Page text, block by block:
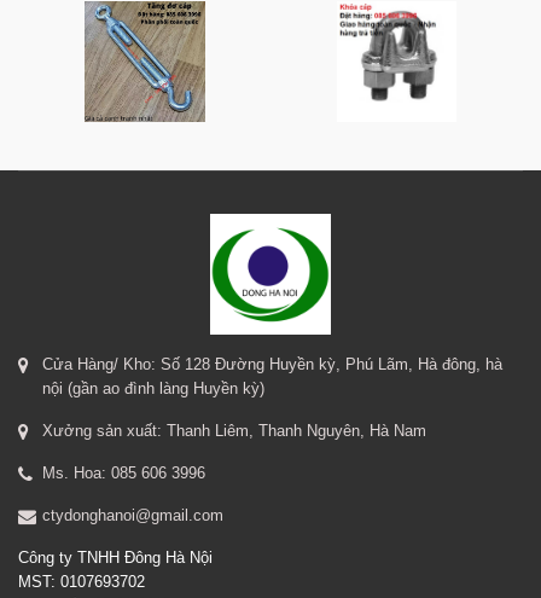
Cửa Hàng/ Kho: Số 128 Đường Huyền kỳ, Phú Lãm, Hà đông, hà
nội (gần ao đình làng Huyền kỳ)
Xưởng sản xuất: Thanh Liêm, Thanh Nguyên, Hà Nam
Ms. Hoa: 085 606 3996
ctydonghanoi@gmail.com
Công ty TNHH Đông Hà Nội
MST: 0107693702